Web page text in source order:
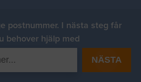
postnummer. I nästa steg får
behover hjälp med
NÄSTA